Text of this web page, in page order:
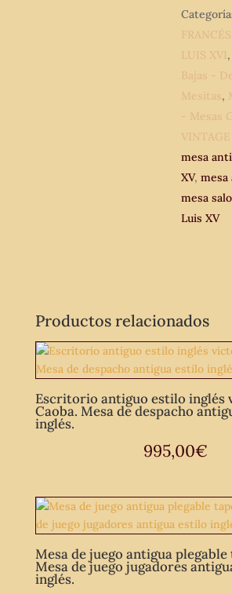
XV.
Mesa
auxiliar,
mesa
salón
comedor
estilo
isabelino
vintage.
cantidad
LUIS XVI,
Bajas -
Mesitas,
- Mesas
VINTAGE
mesa
XV,mesa
mesa
Luis XV
Productos relacionados
Escritorio antiguo estilo inglés
Caoba. Mesa de despacho
inglés.
995,00€
Mesa de juego antigua
Mesa de juego jugadores
inglés.